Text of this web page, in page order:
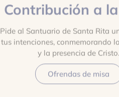
Contribución a
Pide al Santuario de Santa Rita
tus intenciones, conmemorando
y la presencia de Cristo.
Ofrendas de misa